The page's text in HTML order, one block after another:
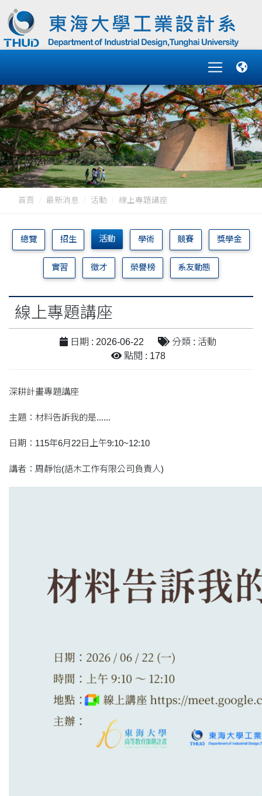
首頁 最新消息 活動 線上專題講座
總覽 招生 活動 學術 競賽 獎學金
實習 徵才 榮譽榜 系友動態
線上專題講座
日期 : 2026-06-22
分類 : 活動
點閱 : 178
深耕計畫專題講座
主題：材料告訴我的是......
日期：115年6月22日上午9:10~12:10
講者：周靜怡(語木工作有限公司負責人)